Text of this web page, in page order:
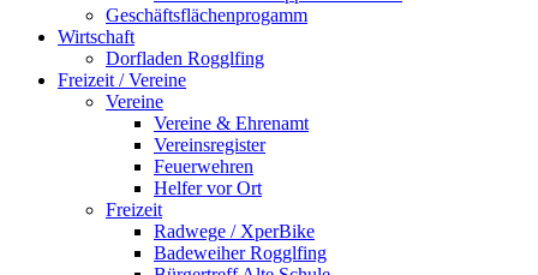
Geschäftsflächenprogamm
Wirtschaft
Dorfladen Rogglfing
Freizeit / Vereine
Vereine
Vereine & Ehrenamt
Vereinsregister
Feuerwehren
Helfer vor Ort
Freizeit
Radwege / XperBike
Badeweiher Rogglfing